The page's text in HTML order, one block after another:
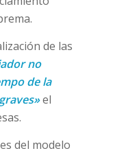
de las
no
de la
el
del modelo